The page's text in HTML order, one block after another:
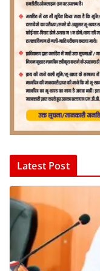
Latest Post